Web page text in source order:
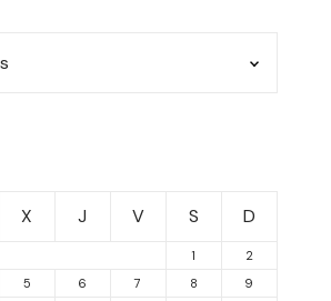
X J V S D
1
2
5 6 7 8
9